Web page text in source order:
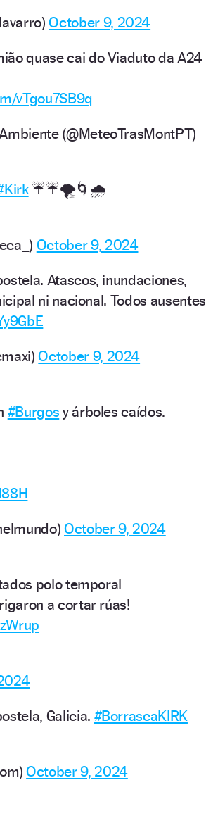
October 9, 2024
quase cai do Viaduto da A24
vTgou7SB9q
(@MeteoTrasMontPT)
☔☔🌪️🌀🌧️
October 9, 2024
Atascos, inundaciones,
ni nacional. Todos ausentes
October 9, 2024
#Burgos y árboles caídos.
October 9, 2024
polo temporal
a cortar rúas!
Galicia. #BorrascaKIRK
October 9, 2024